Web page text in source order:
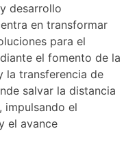
desarrollo
en transformar
para el
el fomento de la
la transferencia de
salvar la distancia
impulsando el
el avance